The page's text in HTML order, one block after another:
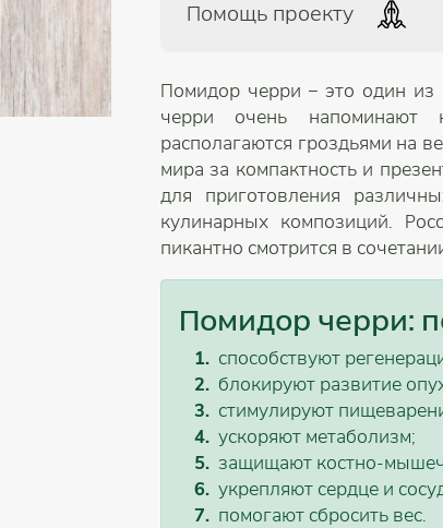
Помощь проекту
Помидор черри – это один
черри очень напоминают
располагаются гроздьями на
мира за компактность и
для приготовления
кулинарных композиций.
пикантно смотрится в
Помидор черри:
способствуют
блокируют развитие
стимулируют
ускоряют метаболизм;
защищают костно-
укрепляют сердце и
помогают сбросить вес.